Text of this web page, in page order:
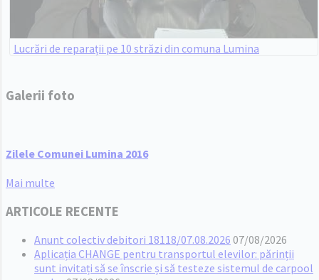
Lucrări de reparații pe 10 străzi din comuna Lumina
Galerii foto
Zilele Comunei Lumina 2016
Mai multe
ARTICOLE RECENTE
Anunt colectiv debitori 18118/07.08.2026 07/08/2026
Aplicația CHANGE pentru transportul elevilor: părinții
sunt invitați să se înscrie și să testeze sistemul de carpool